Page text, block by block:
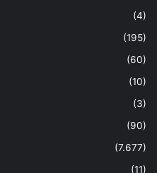
(4)
(195)
(60)
(10)
(3)
(90)
(7.677)
(11)